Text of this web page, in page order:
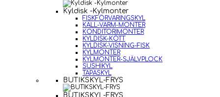
Kyldisk -Kylmonter
FISKFÖRVARINGSKYL
KALL-VARM-MONTER
KONDITORIMONTER
KYLDISK-KÖTT
KYLDISK-VISNING-FISK
KYLMONTER
KYLMONTER-SJÄLVPLOCK
SUSHIKYL
TAPASKYL
BUTIKSKYL-FRYS
BUTIKSKYL-FRYS